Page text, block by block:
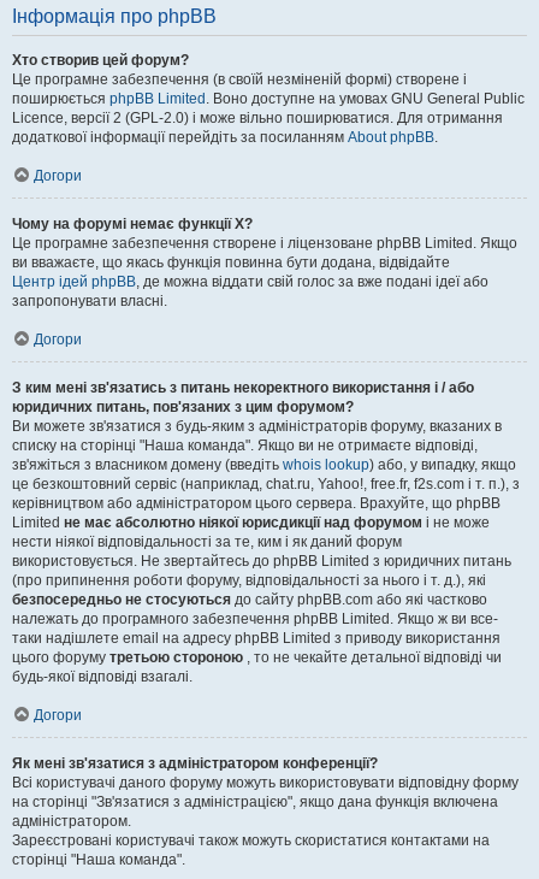
Інформація про phpBB
Хто створив цей форум?
Це програмне забезпечення (в своїй незміненій формі) створене і
поширюється phpBB Limited . Воно доступне на умовах GNU General Public
Licence, версії 2 (GPL-2.0) і може вільно поширюватися. Для отримання
додаткової інформації перейдіть за посиланням About phpBB.
Догори
Чому на форумі немає функції X?
Це програмне забезпечення створене і ліцензоване phpBB Limited. Якщо
ви вважаєте, що якась функція повинна бути додана, відвідайте
Центр ідей phpBB, де можна віддати свій голос за вже подані ідеї або
запропонувати власні.
Догори
З ким мені зв'язатись з питань некоректного використання і / або
юридичних питань, пов'язаних з цим форумом?
Ви можете зв'язатися з будь-яким з адміністраторів форуму, вказаних в
списку на сторінці "Наша команда". Якщо ви не отримаєте відповіді,
зв'яжіться з власником домену (введіть whois lookup) або, у випадку, якщо
це безкоштовний сервіс (наприклад, chat.ru, Yahoo!, free.fr, f2s.com і т. п.), з
керівництвом або адміністратором цього сервера. Врахуйте, що phpBB
Limited не має абсолютно ніякої юрисдикції над форумом і не може
нести ніякої відповідальності за те, ким і як даний форум
використовується. Не звертайтесь до phpBB Limited з юридичних питань
(про припинення роботи форуму, відповідальності за нього і т. д.), які
безпосередньо не стосуються до сайту phpBB.com або які частково
належать до програмного забезпечення phpBB Limited. Якщо ж ви все-
таки надішлете email на адресу phpBB Limited з приводу використання
цього форуму третьою стороною , то не чекайте детальної відповіді чи
будь-якої відповіді взагалі.
Догори
Як мені зв'язатися з адміністратором конференції?
Всі користувачі даного форуму можуть використовувати відповідну форму
на сторінці "Зв'язатися з адміністрацією", якщо дана функція включена
адміністратором.
Зареєстровані користувачі також можуть скористатися контактами на
сторінці "Наша команда".